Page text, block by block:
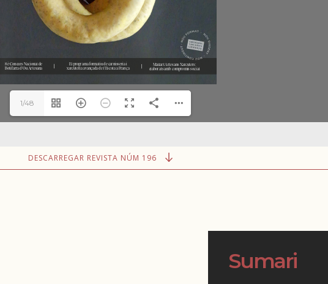
1/48
DESCARREGAR REVISTA NÚM 196
Sumari